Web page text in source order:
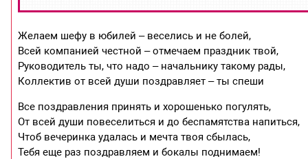
Желаем шефу в юбилей – веселись и не болей,
Всей компанией честной – отмечаем праздник твой,
Руководитель ты, что надо – начальнику такому рады,
Коллектив от всей души поздравляет – ты спеши
Все поздравления принять и хорошенько погулять,
От всей души повеселиться и до беспамятства напиться,
Чтоб вечеринка удалась и мечта твоя сбылась,
Тебя еще раз поздравляем и бокалы поднимаем!